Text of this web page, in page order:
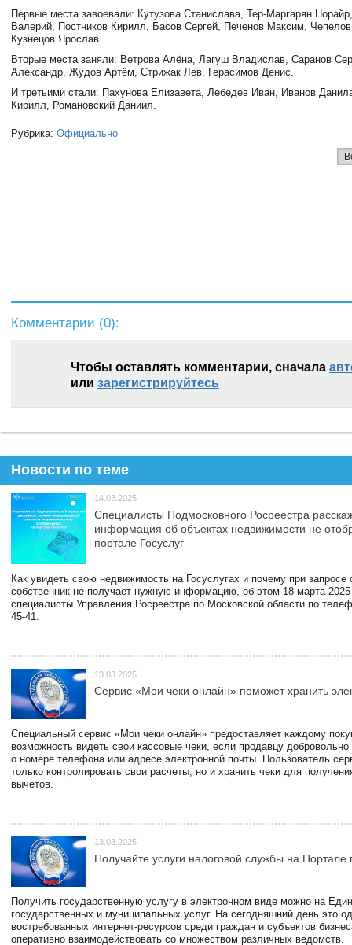
Первые места завоевали: Кутузова Станислава, Тер-Маргарян
Валерий, Постников Кирилл, Басов Сергей, Печенов Максим,
Кузнецов Ярослав.
Вторые места заняли: Ветрова Алёна, Лагуш Владислав, Саранов
Александр, Жудов Артём, Стрижак Лев, Герасимов Денис.
И третьими стали: Пахунова Елизавета, Лебедев Иван, Иванов
Кирилл, Романовский Даниил.
Рубрика: Официально
Комментарии (0):
Чтобы оставлять комментарии, сначала
или зарегистрируйтесь
Новости по теме
14.03.2025
Специалисты Подмосковного Росреестра
информация об объектах недвижимости не
портале Госуслуг
Как увидеть свою недвижимость на Госуслугах и почему при запросе
собственник не получает нужную информацию, об этом 18 марта 2025
специалисты Управления Росреестра по Московской области по
45-41.
13.03.2025
Сервис «Мои чеки онлайн» поможет хранить
Специальный сервис «Мои чеки онлайн» предоставляет каждому
возможность видеть свои кассовые чеки, если продавцу
о номере телефона или адресе электронной почты. Пользователь
только контролировать свои расчеты, но и хранить чеки для
вычетов.
13.03.2025
Получайте услуги налоговой службы на Портале
Получить государственную услугу в электронном виде можно на
государственных и муниципальных услуг. На сегодняшний день это
востребованных интернет-ресурсов среди граждан и субъектов
оперативно взаимодействовать со множеством различных ведомств.